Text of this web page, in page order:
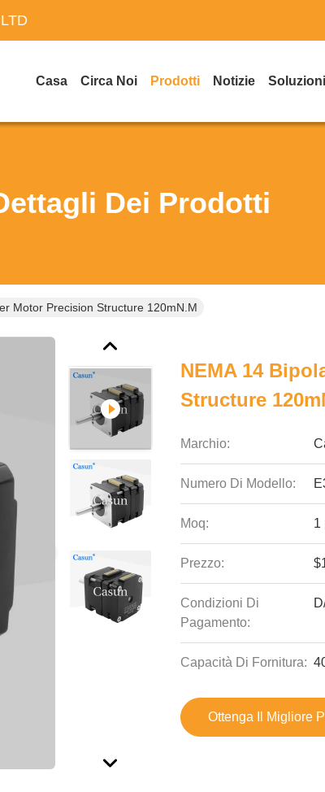
Casa Circa Noi Prodotti Notizie Soluzioni
Dei Prodotti
Motor Precision Structure 120mN.M
NEMA 14
Structure
Marchio:
Numero Di Modello:
Moq: 1
Prezzo:
Condizioni Di
Pagamento:
Capacità Di Fornitura:
Ottenga Il Migliore